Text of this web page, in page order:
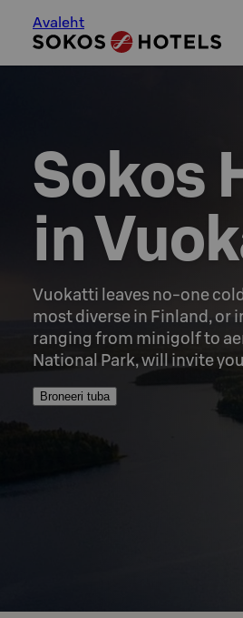
Avaleht
Sokos
in
Vuokatti leaves no-one
most diverse in Finland, or
ranging from minigolf to
National Park, will invite
Broneeri tuba